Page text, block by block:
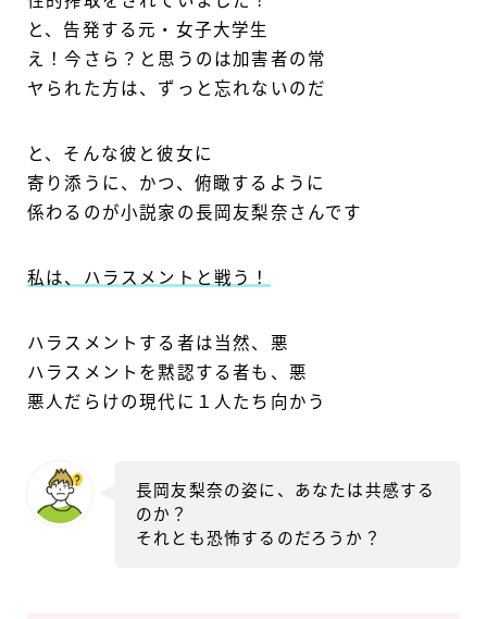
と、告発する元・女子大学生
え！今さら？と思うのは加害者の常
ヤられた方は、ずっと忘れないのだ
と、そんな彼と彼女に
寄り添うに、かつ、俯瞰するように
係わるのが小説家の長岡友梨奈さんです
私は、ハラスメントと戦う！
ハラスメントする者は当然、悪
ハラスメントを黙認する者も、悪
悪人だらけの現代に１人たち向かう
長岡友梨奈の姿に、あなたは共感する
のか？
それとも恐怖するのだろうか？